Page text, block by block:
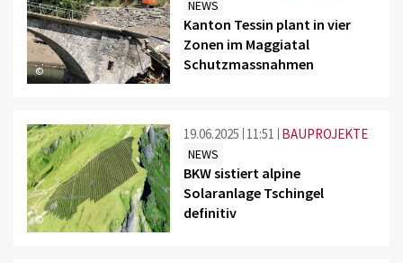
©
NEWS
Kanton Tessin plant in vier
Zonen im Maggiatal
Schutzmassnahmen
©
19.06.2025 11:51 BAUPROJEKTE
NEWS
BKW sistiert alpine
Solaranlage Tschingel
definitiv